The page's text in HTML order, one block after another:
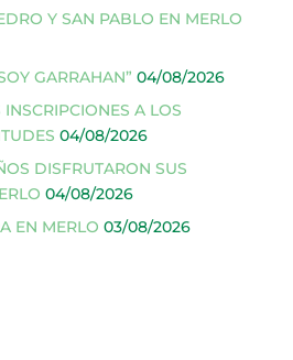
Y SAN PABLO EN MERLO
GARRAHAN” 04/08/2026
A LOS
04/08/2026
DISFRUTARON SUS
04/08/2026
EN MERLO 03/08/2026